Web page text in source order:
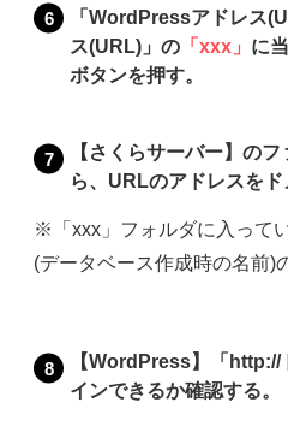
「WordPressアドレス
ス(URL)」の 「xxx」 に
ボタンを押す。
【さくらサーバー】の
ら、URLのアドレスをド
※「xxx」フォルダに入って
(データベース作成時の名前)
【WordPress】「
インできるか確認する。